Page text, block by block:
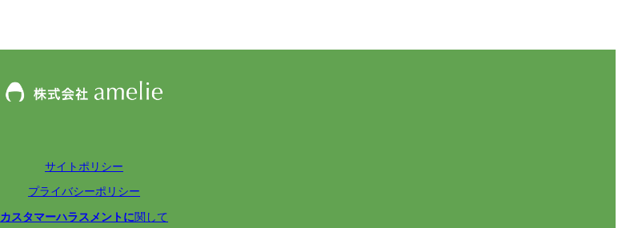
サイトポリシー
プライバシーポリシー
カスタマーハラスメントに関して